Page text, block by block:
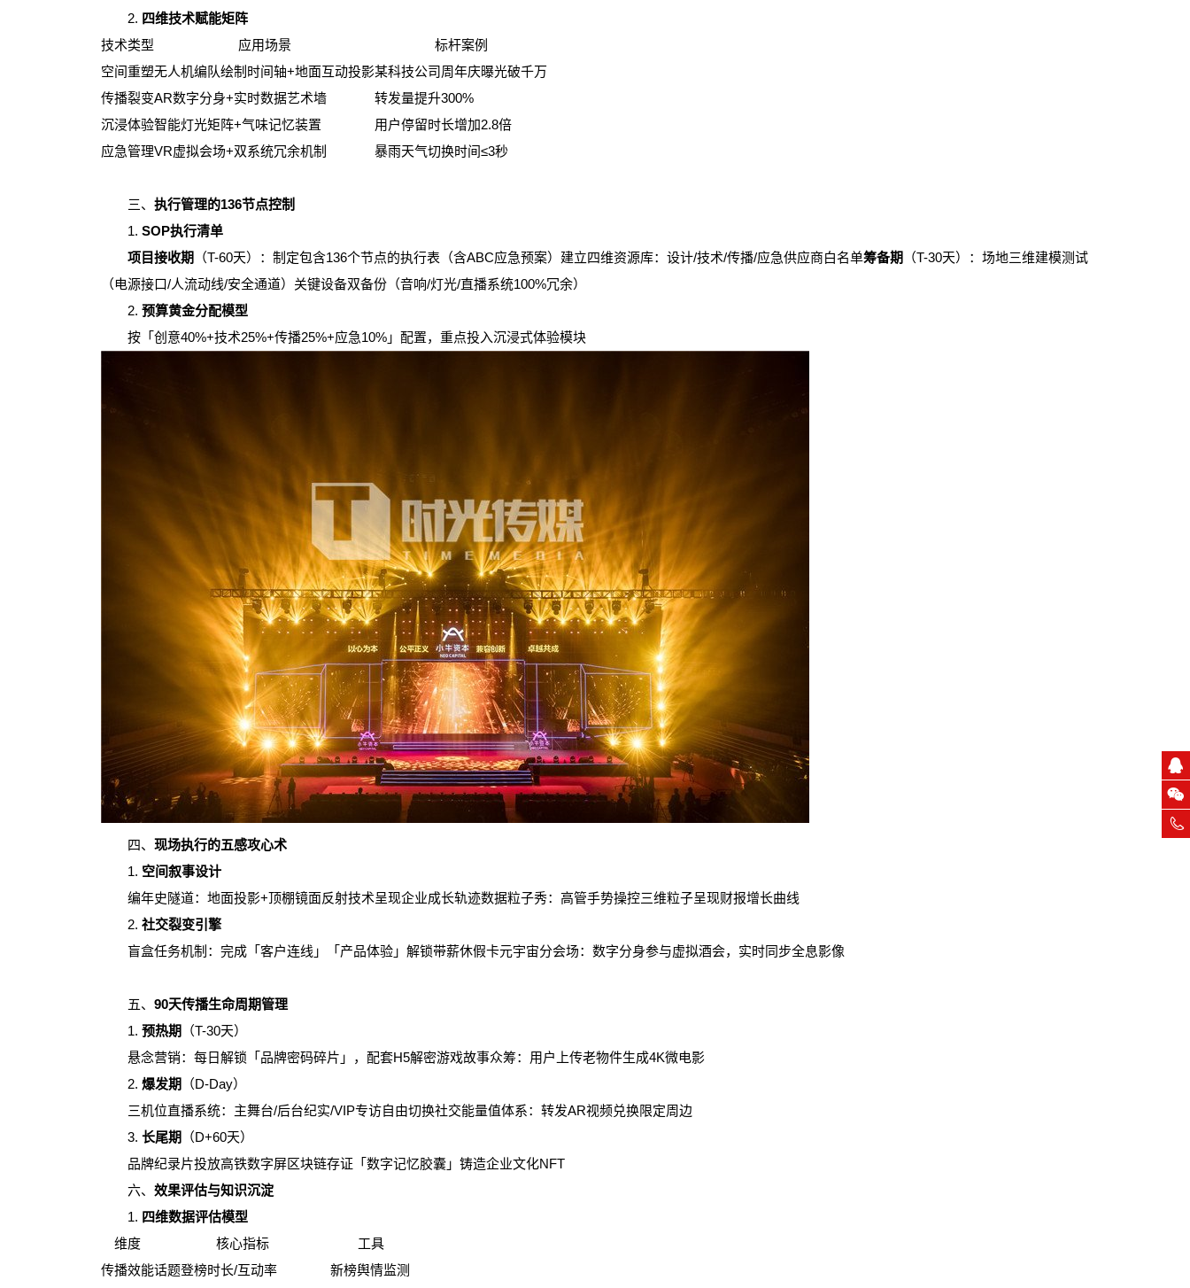
2. 四维技术赋能矩阵
技术类型
应用场景
标杆案例
空间重塑无人机编队绘制时间轴+地面互动投影某科技公司周年庆曝光破千万
传播裂变AR数字分身+实时数据艺术墙
转发量提升300%
沉浸体验智能灯光矩阵+气味记忆装置
用户停留时长增加2.8倍
应急管理VR虚拟会场+双系统冗余机制 暴雨天气切换时间≤3秒
三、执行管理的136节点控制
1.SOP执行清单
项目接收期
（T-60天）：制定包含136个节点的执行表（含ABC应急预案）建立四维资源库：设计/技术/传播/应急供应商白名单筹备期
（T-30天）：场地三维建模测试
（电源接口/人流动线/安全通道）关键设备双备份（音响/灯光/直播系统100%冗余）
2.预算黄金分配模型
按「创意40%+技术25%+传播25%+应急10%」配置，重点投入沉浸式体验模块
四、现场执行的五感攻心术
1. 空间叙事设计
编年史隧道：地面投影+顶棚镜面反射技术呈现企业成长轨迹数据粒子秀：高管手势操控三维粒子呈现财报增长曲线
2.社交裂变引擎
盲盒任务机制：完成「客户连线」「产品体验」解锁带薪休假卡元宇宙分会场：数字分身参与虚拟酒会，实时同步全息影像
五、90天传播生命周期管理
1.预热期
（T-30天）
悬念营销：每日解锁「品牌密码碎片」，配套H5解密游戏故事众筹：用户上传老物件生成4K微电影
2.爆发期
（D-Day）
三机位直播系统：主舞台/后台纪实/VIP专访自由切换社交能量值体系：转发AR视频兑换限定周边
3.长尾期
（D+60天）
品牌纪录片投放高铁数字屏区块链存证「数字记忆胶囊」铸造企业文化NFT
六、效果评估与知识沉淀
1. 四维数据评估模型
维度
核心指标
工具
传播效能话题登榜时长/互动率
新榜舆情监测